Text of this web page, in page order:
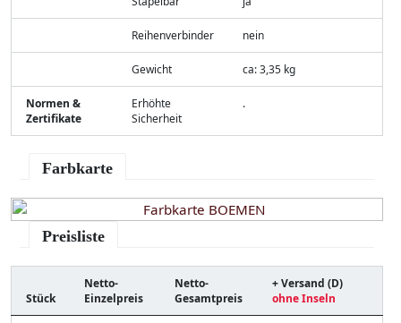
Reihenverbinder nein
Gewicht ca: 3,35 kg
Normen &
Zertifikate
Erhöhte
Sicherheit
.
Farbkarte
Preisliste
Stück
Netto-
Einzelpreis
Netto-
Gesamtpreis
+ Versand (D)
ohne Inseln